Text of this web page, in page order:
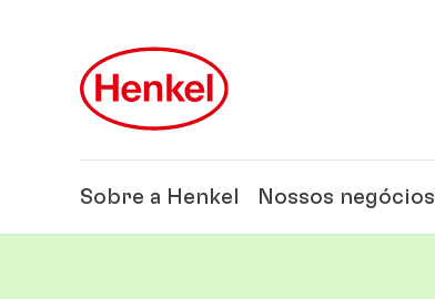
Sobre a Henkel Nossos negócios